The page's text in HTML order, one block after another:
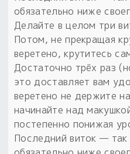
обязательно ниже
Делайте в целом три
Потом, не прекращая
веретено, крутитесь
Достаточно трёх раз
это доставляет вам
веретено не держите
начинайте над
постепенно понижая
Последний виток —